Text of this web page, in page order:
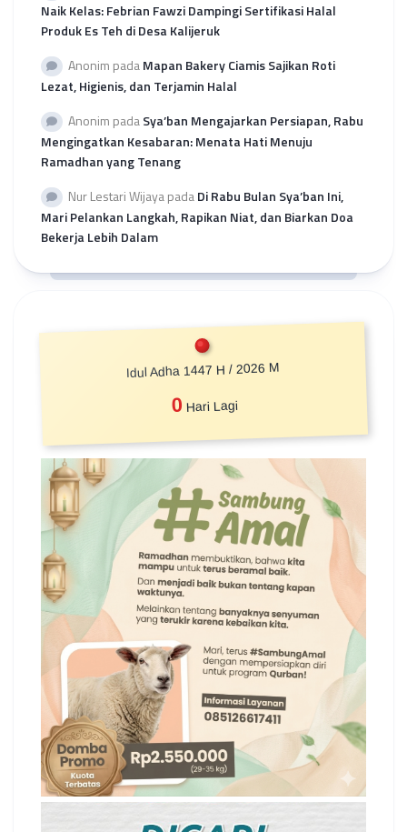
Naik Kelas: Febrian Fawzi Dampingi Sertifikasi Halal
Produk Es Teh di Desa Kalijeruk
Anonim padaMapan Bakery Ciamis Sajikan Roti
Lezat, Higienis, dan Terjamin Halal
Anonim padaSya’ban Mengajarkan Persiapan, Rabu
Mengingatkan Kesabaran: Menata Hati Menuju
Ramadhan yang Tenang
Nur Lestari WijayapadaDi Rabu Bulan Sya’ban Ini,
Mari Pelankan Langkah, Rapikan Niat, dan Biarkan Doa
Bekerja Lebih Dalam
Idul Adha 1447 H / 2026 M
0 Hari Lagi